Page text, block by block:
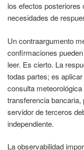
los efectos posteriores
necesidades de
Un contraargumento
confirmaciones
leer. Es cierto. La
todas partes; es
consulta
transferencia
servidor de terceros
independiente.
La observabilidad